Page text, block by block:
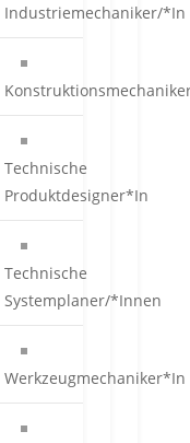
Industriemechaniker/*In
Technische
Produktdesigner*In
Technische
Systemplaner/*Innen
Werkzeugmechaniker*In